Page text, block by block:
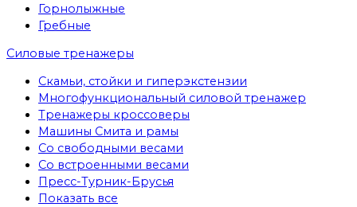
Горнолыжные
Гребные
Cиловые тренажеры
Скамьи, стойки и гиперэкстензии
Многофункциональный силовой тренажер
Тренажеры кроссоверы
Машины Смита и рамы
Со свободными весами
Со встроенными весами
Пресс-Турник-Брусья
Показать все